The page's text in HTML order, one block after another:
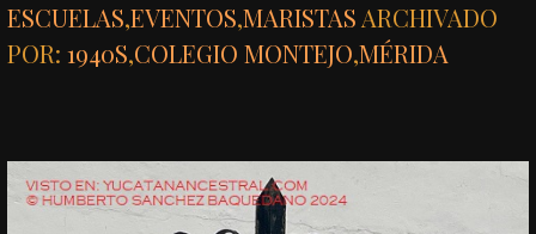
ESCUELAS,EVENTOS,MARISTAS ARCHIVADO
POR:1940S,COLEGIO MONTEJO,MÉRIDA